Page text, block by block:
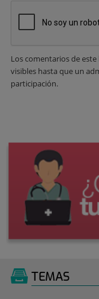
Los comentarios de
visibles hasta que un
participación.
TEMAS